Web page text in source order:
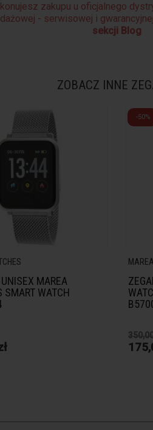
zakupu u oficjalnego
- serwisowej i
sekcji Blog
ZOBACZ INNE
MAREA
SMART WATCH
-50%
350,00